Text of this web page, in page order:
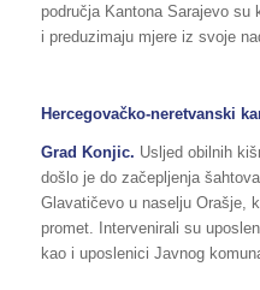
područja Kantona Sarajevo su
i preduzimaju mjere iz svoje
Hercegovačko-neretvanski
Grad Konjic. Usljed obilnih
došlo je do začepljenja
Glavatičevo u naselju Orašje,
promet. Intervenirali su
kao i uposlenici Javnog